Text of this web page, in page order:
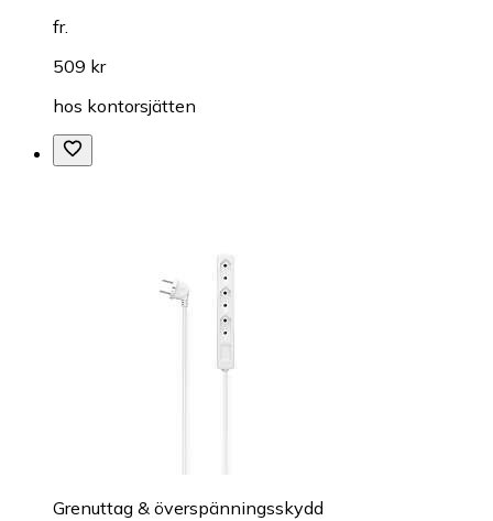
fr.
509 kr
hos kontorsjätten
Grenuttag & överspänningsskydd